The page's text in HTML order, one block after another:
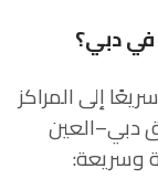
في دبي؟
إلى المراكز
دبي–العين
وسريعة: